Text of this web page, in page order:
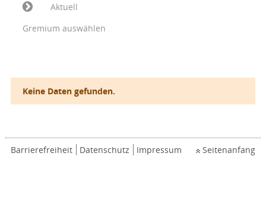
Aktuell
Gremium auswählen
Keine Daten gefunden.
Barrierefreiheit Datenschutz Impressum Seitenanfang